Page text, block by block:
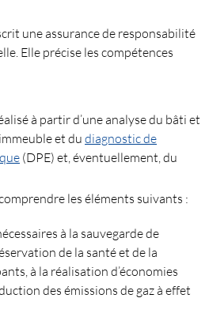
une assurance de responsabilité
Elle précise les compétences
à partir d’une analyse du bâti et
et du diagnostic de
(DPE) et, éventuellement, du
les éléments suivants :
à la sauvegarde de
de la santé et de la
à la réalisation d’économies
des émissions de gaz à effet